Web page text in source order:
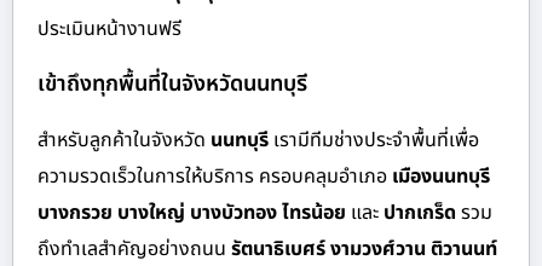
ประเมินหน้างานฟรี
เข้าถึงทุกพื้นที่ในจังหวัดนนทบุรี
สำหรับลูกค้าในจังหวัด นนทบุรี เรามีทีมช่างประจำพื้นที่เพื่อ
ความรวดเร็วในการให้บริการ ครอบคลุมอำเภอ เมืองนนทบุรี
บางกรวย บางใหญ่ บางบัวทอง ไทรน้อย และ ปากเกร็ด รวม
ถึงทำเลสำคัญอย่างถนน รัตนาธิเบศร์ งามวงศ์วาน ติวานนท์